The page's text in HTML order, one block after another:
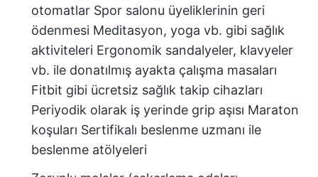
otomatlar Spor salonu üyeliklerinin geri
ödenmesi Meditasyon, yoga vb. gibi sağlık
aktiviteleri Ergonomik sandalyeler, klavyeler
vb. ile donatılmış ayakta çalışma masaları
Fitbit gibi ücretsiz sağlık takip cihazları
Periyodik olarak iş yerinde grip aşısı Maraton
koşuları Sertifikalı beslenme uzmanı ile
beslenme atölyeleri